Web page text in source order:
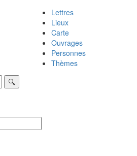
Lettres
Lieux
Carte
Ouvrages
Personnes
Thèmes